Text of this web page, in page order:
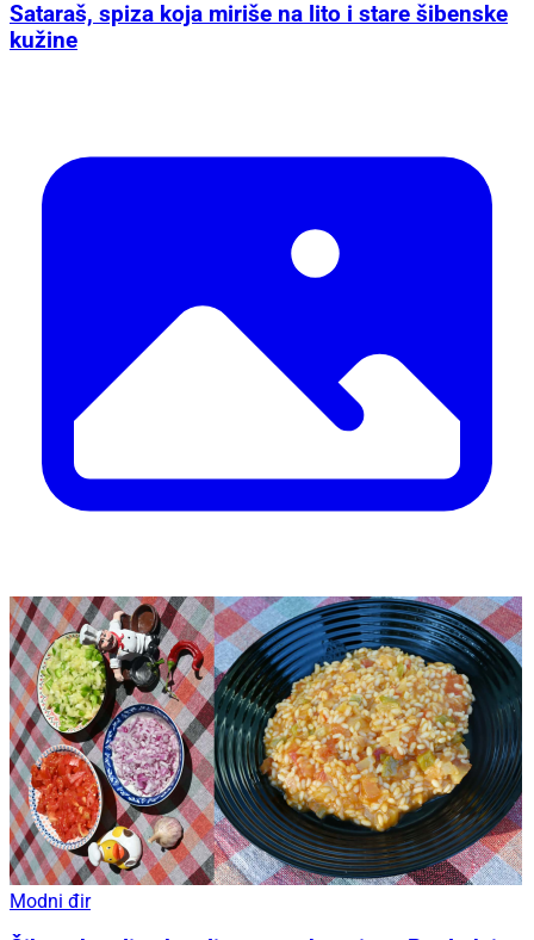
Sataraš, spiza koja miriše na lito i stare šibenske
kužine
Modni đir